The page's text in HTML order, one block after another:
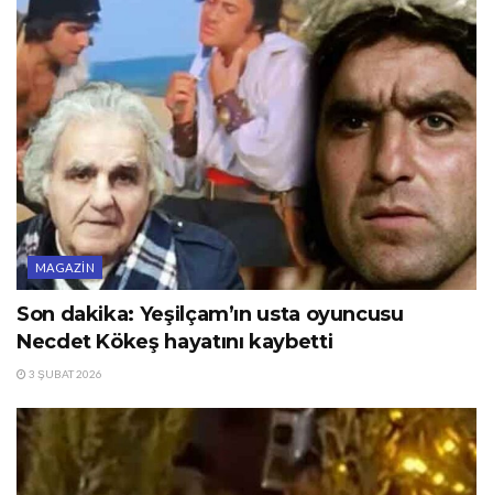
MAGAZIN
Son dakika: Yeşilçam’ın usta oyuncusu
Necdet Kökeş hayatını kaybetti
3 ŞUBAT 2026